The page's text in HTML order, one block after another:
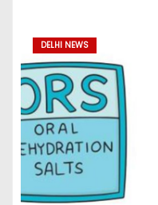
DELHI NEWS